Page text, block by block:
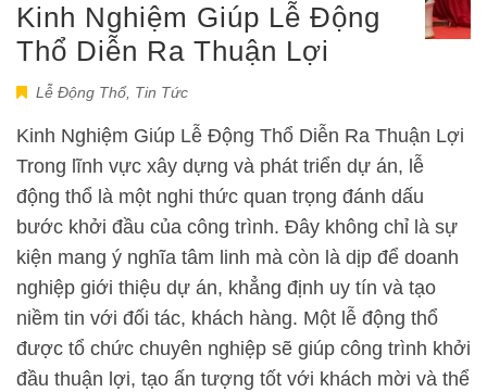
Kinh Nghiệm Giúp Lễ Động
Thổ Diễn Ra Thuận Lợi
Lễ Động Thổ, Tin Tức
Kinh Nghiệm Giúp Lễ Động Thổ Diễn Ra Thuận Lợi
Trong lĩnh vực xây dựng và phát triển dự án, lễ
động thổ là một nghi thức quan trọng đánh dấu
bước khởi đầu của công trình. Đây không chỉ là sự
kiện mang ý nghĩa tâm linh mà còn là dịp để doanh
nghiệp giới thiệu dự án, khẳng định uy tín và tạo
niềm tin với đối tác, khách hàng. Một lễ động thổ
được tổ chức chuyên nghiệp sẽ giúp công trình khởi
đầu thuận lợi, tạo ấn tượng tốt với khách mời và thể